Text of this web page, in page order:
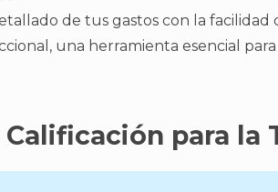
de tus gastos con la
una herramienta esencial
para la